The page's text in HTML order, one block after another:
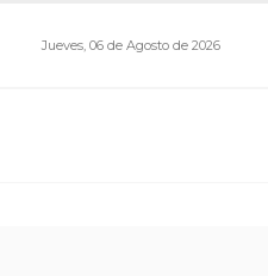
Jueves, 06 de Agosto de 2026